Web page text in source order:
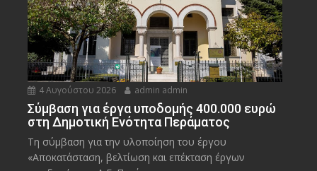
4 Αυγούστου 2026 admin admin
Σύμβαση για έργα υποδομής 400.000 ευρώ
στη Δημοτική Ενότητα Περάματος
Τη σύμβαση για την υλοποίηση του έργου
«Αποκατάσταση, βελτίωση και επέκταση έργων